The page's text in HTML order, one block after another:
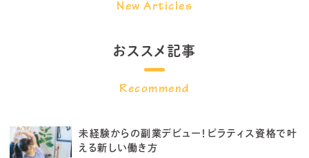
おススメ記事
未経験からの副業デビュー！ピラティス資格で叶
える新しい働き方